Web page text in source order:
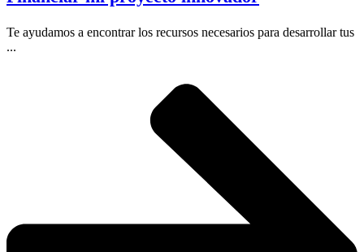
Te ayudamos a encontrar los recursos necesarios para desarrollar tus
...